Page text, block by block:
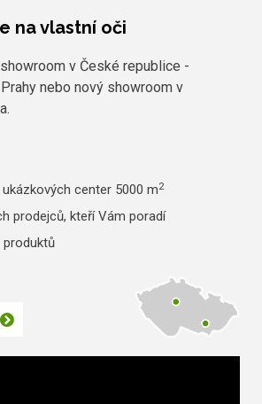
na vlastní oči
v České republice -
nebo nový showroom v
center 5000 m2
prodejců, kteří Vám poradí
produktů